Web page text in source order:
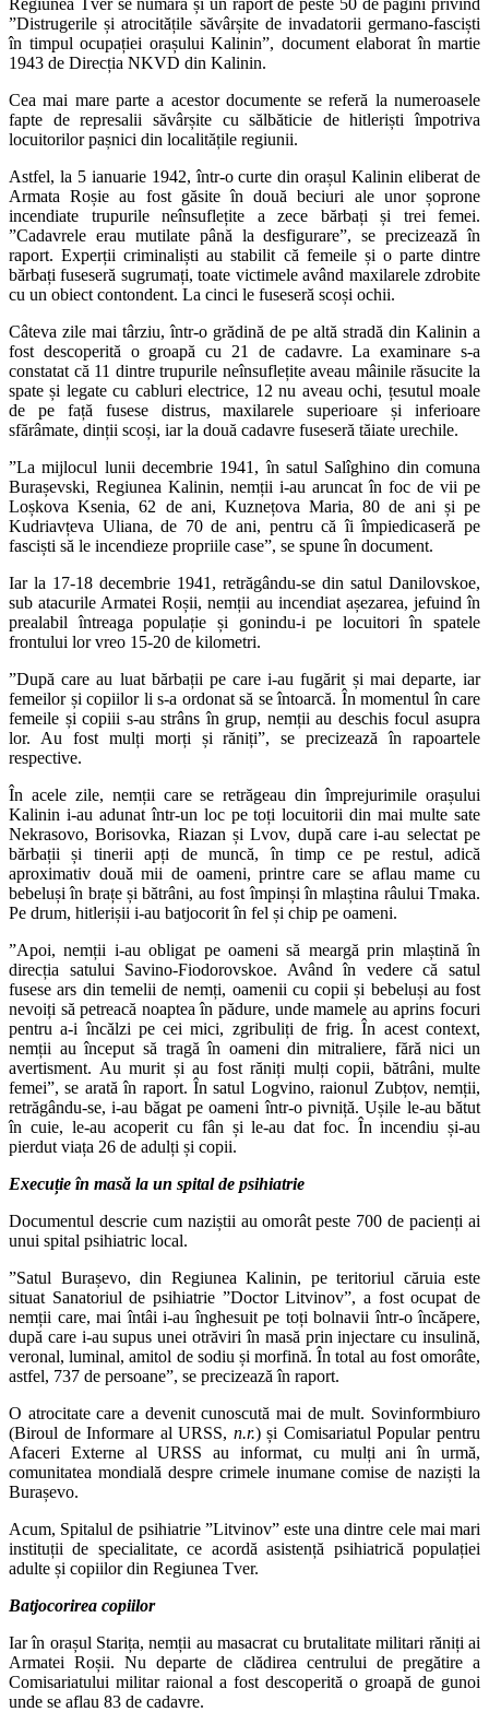
”Distrugerile și atrocitățile săvârșite de invadatorii germano-fasciști
în timpul ocupației orașului Kalinin”, document elaborat în martie
1943 de Direcția NKVD din Kalinin.
Cea mai mare parte a acestor documente se referă la numeroasele
fapte de represalii săvârșite cu sălbăticie de hitleriști împotriva
locuitorilor pașnici din localitățile regiunii.
Astfel, la 5 ianuarie 1942, într-o curte din orașul Kalinin eliberat de
Armata Roșie au fost găsite în două beciuri ale unor șoprone
incendiate trupurile neînsuflețite a zece bărbați și trei femei.
”Cadavrele erau mutilate până la desfigurare”, se precizează în
raport. Experții criminaliști au stabilit că femeile și o parte dintre
bărbați fuseseră sugrumați, toate victimele având maxilarele zdrobite
cu un obiect contondent. La cinci le fuseseră scoși ochii.
Câteva zile mai târziu, într-o grădină de pe altă stradă din Kalinin a
fost descoperită o groapă cu 21 de cadavre. La examinare s-a
constatat că 11 dintre trupurile neînsuflețite aveau mâinile răsucite la
spate și legate cu cabluri electrice, 12 nu aveau ochi, țesutul moale
de pe față fusese distrus, maxilarele superioare și inferioare
sfărâmate, dinții scoși, iar la două cadavre fuseseră tăiate urechile.
”La mijlocul lunii decembrie 1941, în satul Salîghino din comuna
Burașevski, Regiunea Kalinin, nemții i-au aruncat în foc de vii pe
Loșkova Ksenia, 62 de ani, Kuznețova Maria, 80 de ani și pe
Kudriavțeva Uliana, de 70 de ani, pentru că îi împiedicaseră pe
fasciști să le incendieze propriile case”, se spune în document.
Iar la 17-18 decembrie 1941, retrăgându-se din satul Danilovskoe,
sub atacurile Armatei Roșii, nemții au incendiat așezarea, jefuind în
prealabil întreaga populație și gonindu-i pe locuitori în spatele
frontului lor vreo 15-20 de kilometri.
”După care au luat bărbații pe care i-au fugărit și mai departe, iar
femeilor și copiilor li s-a ordonat să se întoarcă. În momentul în care
femeile și copiii s-au strâns în grup, nemții au deschis focul asupra
lor. Au fost mulți morți și răniți”, se precizează în rapoartele
respective.
În acele zile, nemții care se retrăgeau din împrejurimile orașului
Kalinin i-au adunat într-un loc pe toți locuitorii din mai multe sate
Nekrasovo, Borisovka, Riazan și Lvov, după care i-au selectat pe
bărbații și tinerii apți de muncă, în timp ce pe restul, adică
aproximativ două mii de oameni, printre care se aflau mame cu
bebeluși în brațe și bătrâni, au fost împinși în mlaștina râului Tmaka.
Pe drum, hitlerișii i-au batjocorit în fel și chip pe oameni.
”Apoi, nemții i-au obligat pe oameni să meargă prin mlaștină în
direcția satului Savino-Fiodorovskoe. Având în vedere că satul
fusese ars din temelii de nemți, oamenii cu copii și bebeluși au fost
nevoiți să petreacă noaptea în pădure, unde mamele au aprins focuri
pentru a-i încălzi pe cei mici, zgribuliți de frig. În acest context,
nemții au început să tragă în oameni din mitraliere, fără nici un
avertisment. Au murit și au fost răniți mulți copii, bătrâni, multe
femei”, se arată în raport. În satul Logvino, raionul Zubțov, nemții,
retrăgându-se, i-au băgat pe oameni într-o pivniță. Ușile le-au bătut
în cuie, le-au acoperit cu fân și le-au dat foc. În incendiu și-au
pierdut viața 26 de adulți și copii.
Execuție în masă la un spital de psihiatrie
Documentul descrie cum naziștii au omorât peste 700 de pacienți ai
unui spital psihiatric local.
”Satul Burașevo, din Regiunea Kalinin, pe teritoriul căruia este
situat Sanatoriul de psihiatrie ”Doctor Litvinov”, a fost ocupat de
nemții care, mai întâi i-au înghesuit pe toți bolnavii într-o încăpere,
după care i-au supus unei otrăviri în masă prin injectare cu insulină,
veronal, luminal, amitol de sodiu și morfină. În total au fost omorâte,
astfel, 737 de persoane”, se precizează în raport.
O atrocitate care a devenit cunoscută mai de mult. Sovinformbiuro
(Biroul de Informare al URSS, n.r.) și Comisariatul Popular pentru
Afaceri Externe al URSS au informat, cu mulți ani în urmă,
comunitatea mondială despre crimele inumane comise de naziști la
Burașevo.
Acum, Spitalul de psihiatrie ”Litvinov” este una dintre cele mai mari
instituții de specialitate, ce acordă asistență psihiatrică populației
adulte și copiilor din Regiunea Tver.
Batjocorirea copiilor
Iar în orașul Starița, nemții au masacrat cu brutalitate militari răniți ai
Armatei Roșii. Nu departe de clădirea centrului de pregătire a
Comisariatului militar raional a fost descoperită o groapă de gunoi
unde se aflau 83 de cadavre.